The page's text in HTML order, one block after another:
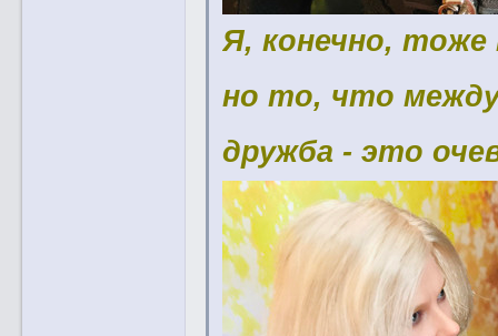
Я, конечно,
но то, что
дружба - это